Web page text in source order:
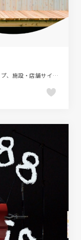
イラスト、カラフル、フラットデザイン、ポップ、施設・店舗サイト、飲料・食品